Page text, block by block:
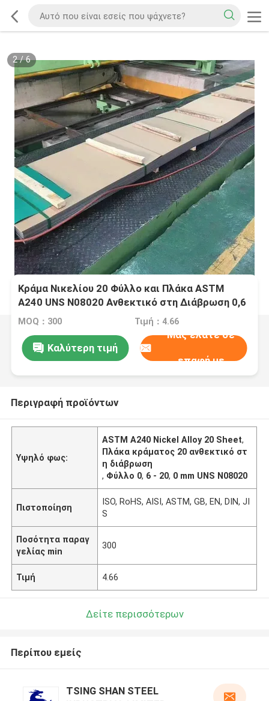
2/6
Κράμα Νικελίου 20 Φύλλο και Πλάκα ASTM
A240 UNS N08020 Ανθεκτικό στη Διάβρωση 0,6
- 20,0mm για Κοπή με Λέιζερ
MOQ：300 Τιμή：4.66
Καλύτερη τιμή
Μας ελάτε σε
επαφή με
Περιγραφή προϊόντων
Υψηλό φως:
ASTM A240 Nickel Alloy 20 Sheet,
Πλάκα κράματος 20 ανθεκτικό στ
η διάβρωση
, Φύλλο 0, 6 - 20, 0 mm UNS N08020
Πιστοποίηση
ISO, RoHS, AISI, ASTM, GB, EN, DIN, JI
S
Ποσότητα παραγ
γελίας min
300
Τιμή 4.66
Δείτε περισσότερων
Περίπου εμείς
TSING SHAN STEEL